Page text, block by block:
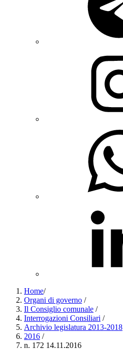
Home/
Organi di governo /
Il Consiglio comunale /
Interrogazioni Consiliari /
Archivio legislatura 2013-2018
2016 /
n. 172 14.11.2016